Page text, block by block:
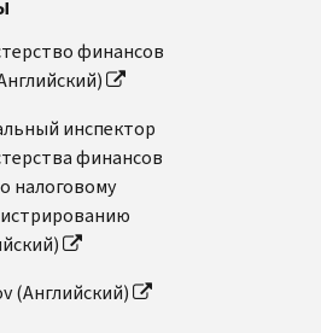
финансов
инспектор
финансов
налоговому
(Английский)